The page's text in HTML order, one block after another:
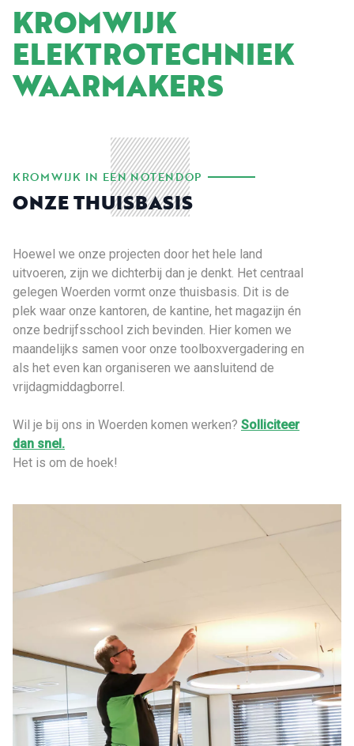
KROMWIJK
ELEKTROTECHNIEK
WAARMAKERS
KROMWIJK IN EEN NOTENDOP
ONZE THUISBASIS
Hoewel we onze projecten door het hele land
uitvoeren, zijn we dichterbij dan je denkt. Het centraal
gelegen Woerden vormt onze thuisbasis. Dit is de
plek waar onze kantoren, de kantine, het magazijn én
onze bedrijfsschool zich bevinden. Hier komen we
maandelijks samen voor onze toolboxvergadering en
als het even kan organiseren we aansluitend de
vrijdagmiddagborrel.
Wil je bij ons in Woerden komen werken? Solliciteer
dan snel.
Het is om de hoek!